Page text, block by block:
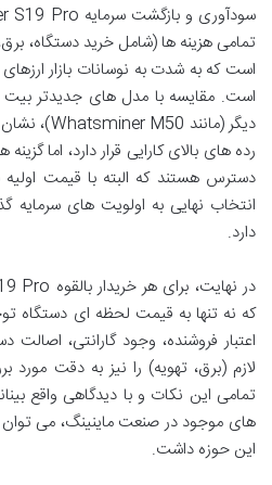
تمامی هزینه ها (شامل خرید دستگاه،
است که به شدت به نوسانات بازار
رده های بالای کارایی قرار دارد، اما
دسترس هستند که البته با قیمت اولیه
انتخاب نهایی به اولویت های
دارد.
که نه تنها به قیمت لحظه ای دستگاه
اعتبار فروشنده، وجود گارانتی،
لازم (برق، تهویه) را نیز به دقت مورد
تمامی این نکات و با دیدگاهی واقع
های موجود در صنعت ماینینگ، می توان
این حوزه داشت.